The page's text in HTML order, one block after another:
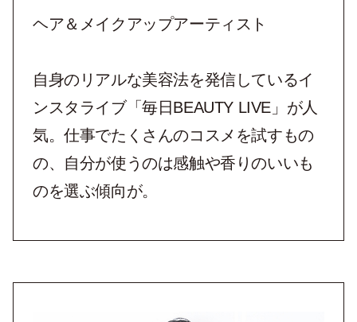
ヘア＆メイクアップアーティスト
自身のリアルな美容法を発信しているイ
ンスタライブ「毎日BEAUTY LIVE」が人
気。仕事でたくさんのコスメを試すもの
の、自分が使うのは感触や香りのいいも
のを選ぶ傾向が。